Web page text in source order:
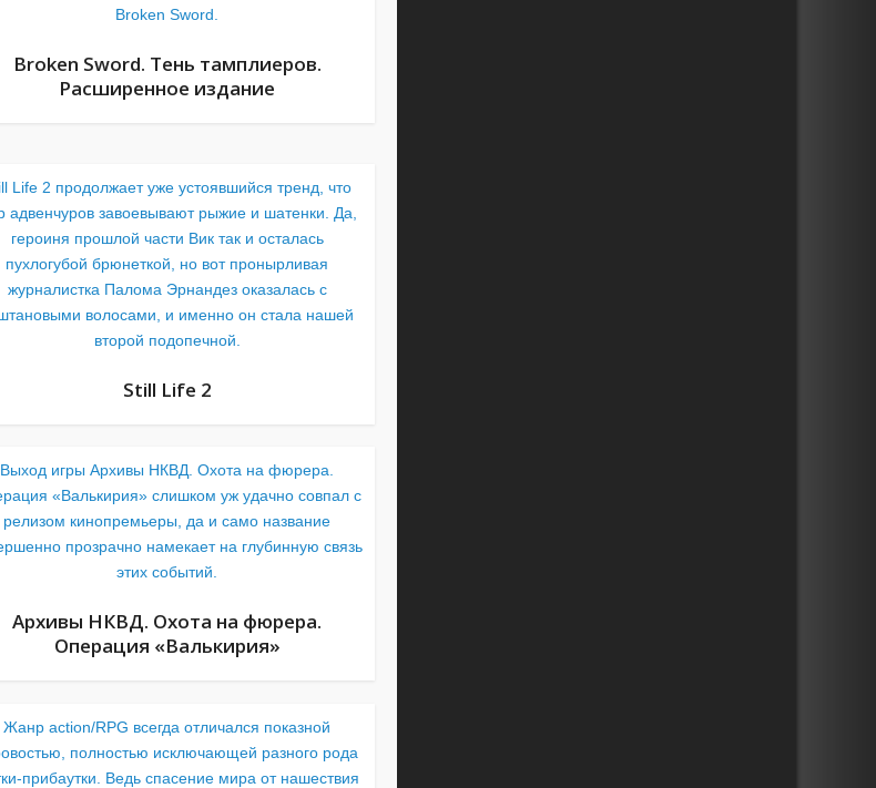
Broken Sword.
Broken Sword. Тень тамплиеров.
Расширенное издание
Life 2 продолжает уже устоявшийся тренд, что
адвенчуров завоевывают рыжие и шатенки. Да,
героиня прошлой части Вик так и осталась
пухлогубой брюнеткой, но вот пронырливая
журналистка Палома Эрнандез оказалась с
волосами, и именно он стала нашей
второй подопечной.
Still Life 2
Выход игры Архивы НКВД. Охота на фюрера.
«Валькирия» слишком уж удачно совпал с
релизом кинопремьеры, да и само название
прозрачно намекает на глубинную связь
этих событий.
Архивы НКВД. Охота на фюрера.
Операция «Валькирия»
Жанр action/RPG всегда отличался показной
полностью исключающей разного рода
прибаутки. Ведь спасение мира от нашествия